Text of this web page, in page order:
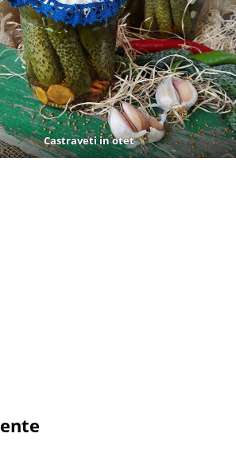
Castraveti in otet